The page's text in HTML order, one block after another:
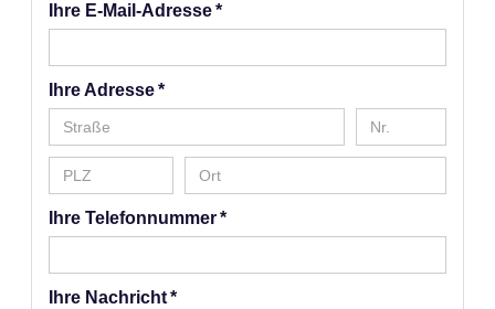
Ihre E-Mail-Adresse *
Ihre Adresse *
Ihre Telefonnummer *
Ihre Nachricht *